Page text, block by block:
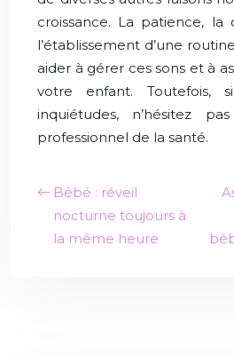
croissance. La patience, la
l’établissement d’une
aider à gérer ces sons et à
votre enfant. Toutefois,
inquiétudes, n’hésitez
professionnel de la santé.
Bébé : réveil
nocturne toujours à
la même heure